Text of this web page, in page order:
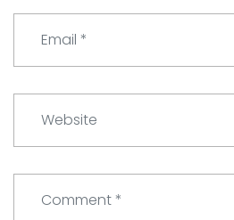
e
a
i
b
s